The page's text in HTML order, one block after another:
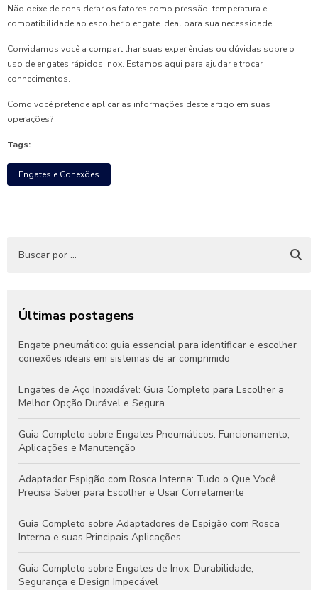
Não deixe de considerar os fatores como pressão, temperatura e
compatibilidade ao escolher o engate ideal para sua necessidade.
Convidamos você a compartilhar suas experiências ou dúvidas sobre o
uso de engates rápidos inox. Estamos aqui para ajudar e trocar
conhecimentos.
Como você pretende aplicar as informações deste artigo em suas
operações?
Tags:
Engates e Conexões
Últimas postagens
Engate pneumático: guia essencial para identificar e escolher
conexões ideais em sistemas de ar comprimido
Engates de Aço Inoxidável: Guia Completo para Escolher a
Melhor Opção Durável e Segura
Guia Completo sobre Engates Pneumáticos: Funcionamento,
Aplicações e Manutenção
Adaptador Espigão com Rosca Interna: Tudo o Que Você
Precisa Saber para Escolher e Usar Corretamente
Guia Completo sobre Adaptadores de Espigão com Rosca
Interna e suas Principais Aplicações
Guia Completo sobre Engates de Inox: Durabilidade,
Segurança e Design Impecável